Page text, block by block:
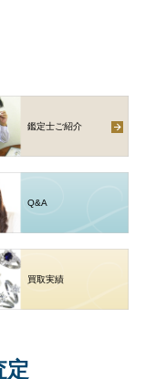
鑑定士ご紹介
Q&A
買取実績
定